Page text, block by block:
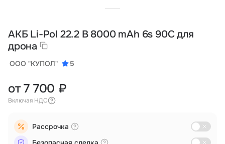
АКБ Li-Pol 22.2 В 8000 mAh 6s 90C для
дрона
ООО "КУПОЛ" 5
от 7 700 ₽
Включая НДС
Рассрочка